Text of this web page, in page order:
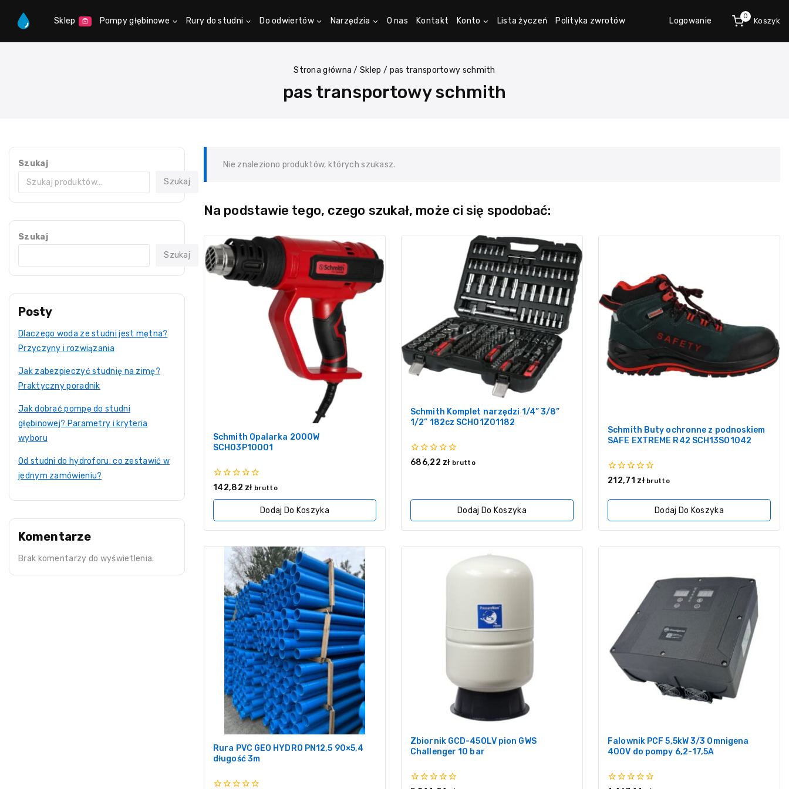
Sklep Pompy głębinowe Rury do studni Do odwiertów Narzędzia O nas Kontakt Konto Lista życzeń Polityka zwrotów Logowanie 0
Koszyk
Strona główna / Sklep / pas transportowy schmith
pas transportowy schmith
Nie znaleziono produktów, których szukasz.
Na podstawie tego, czego szukał, może ci się spodobać:
Schmith Opalarka 2000W
SCH03P10001
0
5
142,82 zł brutto
Dodaj Do Koszyka
Schmith Komplet narzędzi 1/4” 3/8”
1/2” 182cz SCH01Z01182
0
686,22 zł brutto
Dodaj Do Koszyka
Schmith Buty ochronne z podnoskiem
SAFE EXTREME R42 SCH13S01042
0
212,71 zł brutto
Dodaj Do Koszyka
Rura PVC GEO HYDRO PN12,5 90×5,4
długość 3m
Zbiornik GCD-450LV pion GWS
Challenger 10 bar
Falownik PCF 5,5kW 3/3 Omnigena
400V do pompy 6,2-17,5A
Szukaj
Szukaj
Szukaj
Szukaj
Posty
Dlaczego woda ze studni jest mętna?
Przyczyny i rozwiązania
Jak zabezpieczyć studnię na zimę?
Praktyczny poradnik
Jak dobrać pompę do studni
głębinowej? Parametry i kryteria
wyboru
Od studni do hydroforu: co zestawić w
jednym zamówieniu?
Komentarze
Brak komentarzy do wyświetlenia.